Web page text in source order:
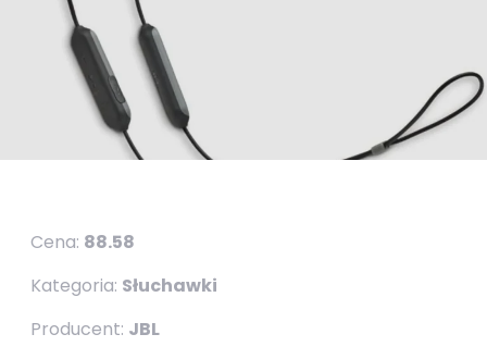
Cena: 88.58
Kategoria: Słuchawki
Producent: JBL